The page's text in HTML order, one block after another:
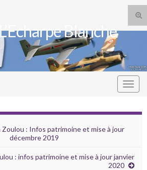
for: Blanche
Zoulou : Infos patrimoine et mise à jour
décembre 2019
: infos patrimoine et mise à jour janvier
2020